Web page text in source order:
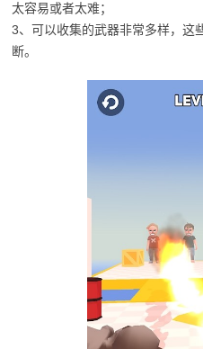
太容易或者太难；
3、可以收集的武器非常多样，这
断。